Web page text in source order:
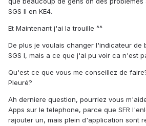
SGS II en KE4.
Et Maintenant j'ai la trouille ^^
De plus je voulais changer l'indicateur de
SGS I, mais a ce que j'ai pu voir ca n'est
Qu'est ce que vous me conseillez de
Pleuré?
Ah derniere question, pourriez vous
Apps sur le telephone, parce que SFR
rajouter un, mais plein d'application sont